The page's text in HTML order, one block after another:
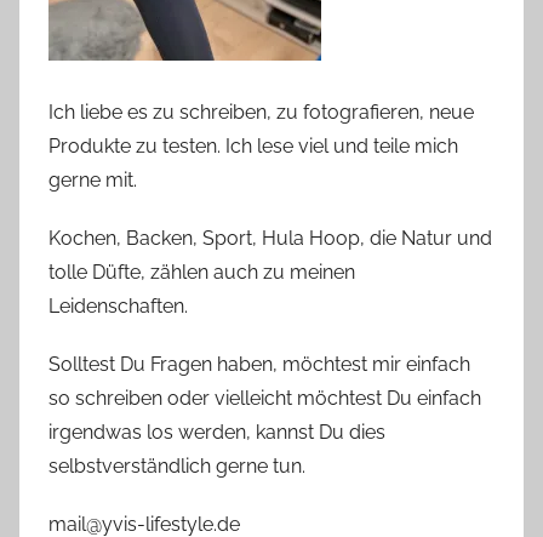
Ich liebe es zu schreiben, zu fotografieren, neue
Produkte zu testen. Ich lese viel und teile mich
gerne mit.
Kochen, Backen, Sport, Hula Hoop, die Natur und
tolle Düfte, zählen auch zu meinen
Leidenschaften.
Solltest Du Fragen haben, möchtest mir einfach
so schreiben oder vielleicht möchtest Du einfach
irgendwas los werden, kannst Du dies
selbstverständlich gerne tun.
mail@yvis-lifestyle.de